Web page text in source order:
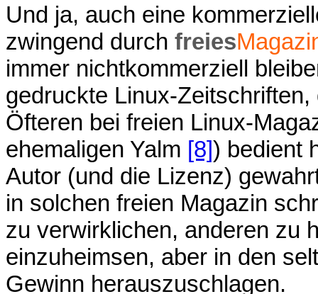
Und ja, auch eine
zwingend durch freies
immer nichtkommerziell
gedruckte Linux-
Öfteren bei freien Linux-
ehemaligen Yalm [8]) bedient
Autor (und die Lizenz)
in solchen freien Magazin
zu verwirklichen, anderen zu
einzuheimsen, aber in den
Gewinn herauszuschlagen.